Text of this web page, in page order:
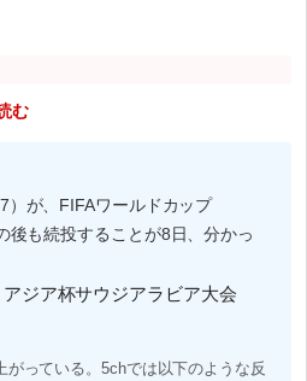
む
）が、FIFAワールドカップ
後も続投することが8日、分かっ
ジア杯サウジアラビア大会
がっている。5chでは以下のような反